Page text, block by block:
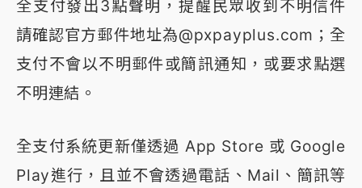
全支付發出3點聲明，提醒民眾收到不明信件
請確認官方郵件地址為@pxpayplus.com；全
支付不會以不明郵件或簡訊通知，或要求點選
不明連結。
全支付系統更新僅透過 App Store 或 Google
Play進行，且並不會透過電話、Mail、簡訊等